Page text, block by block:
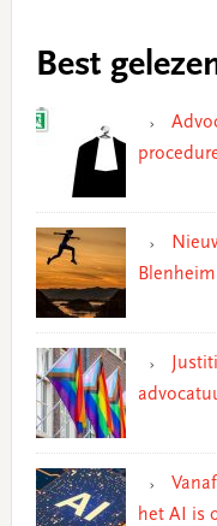
Best
het AI is